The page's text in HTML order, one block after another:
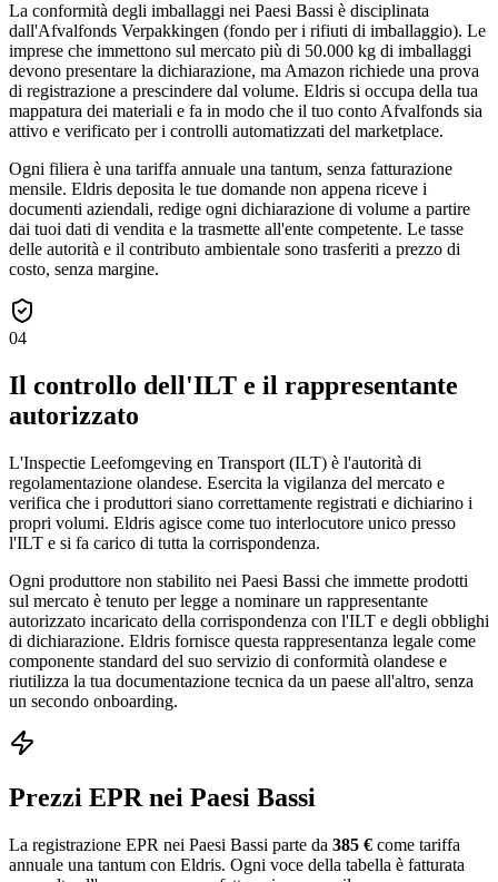
La conformità degli imballaggi nei Paesi Bassi è disciplinata
dall'Afvalfonds Verpakkingen (fondo per i rifiuti di imballaggio). Le
imprese che immettono sul mercato più di 50.000 kg di imballaggi
devono presentare la dichiarazione, ma Amazon richiede una prova
di registrazione a prescindere dal volume. Eldris si occupa della tua
mappatura dei materiali e fa in modo che il tuo conto Afvalfonds sia
attivo e verificato per i controlli automatizzati del marketplace.
Ogni filiera è una tariffa annuale una tantum, senza fatturazione
mensile. Eldris deposita le tue domande non appena riceve i
documenti aziendali, redige ogni dichiarazione di volume a partire
dai tuoi dati di vendita e la trasmette all'ente competente. Le tasse
delle autorità e il contributo ambientale sono trasferiti a prezzo di
costo, senza margine.
04
Il controllo dell'ILT e il rappresentante
autorizzato
L'Inspectie Leefomgeving en Transport (ILT) è l'autorità di
regolamentazione olandese. Esercita la vigilanza del mercato e
verifica che i produttori siano correttamente registrati e dichiarino i
propri volumi. Eldris agisce come tuo interlocutore unico presso
l'ILT e si fa carico di tutta la corrispondenza.
Ogni produttore non stabilito nei Paesi Bassi che immette prodotti
sul mercato è tenuto per legge a nominare un rappresentante
autorizzato incaricato della corrispondenza con l'ILT e degli obblighi
di dichiarazione. Eldris fornisce questa rappresentanza legale come
componente standard del suo servizio di conformità olandese e
riutilizza la tua documentazione tecnica da un paese all'altro, senza
un secondo onboarding.
Prezzi EPR nei Paesi Bassi
La registrazione EPR nei Paesi Bassi parte da 385 € come tariffa
annuale una tantum con Eldris. Ogni voce della tabella è fatturata